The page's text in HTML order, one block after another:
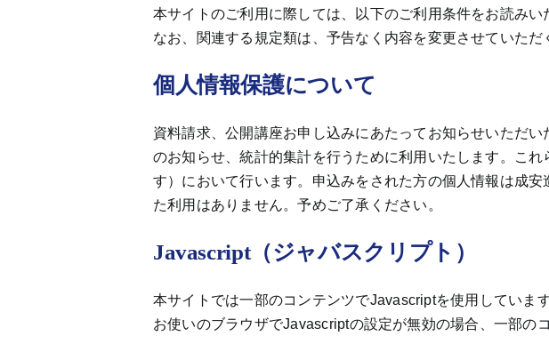
本サイトのご利用に際しては、以下のご利用条件をお読み
なお、関連する規定類は、予告なく内容を変更させていた
個人情報保護について
資料請求、公開講座お申し込みにあたってお知らせいただ
のお知らせ、統計的集計を行うために利用いたします。こ
す）において行います。申込みをされた方の個人情報は成
た利用はありません。予めご了承ください。
Javascript（ジャバスクリプト）
本サイトでは一部のコンテンツでJavascriptを使用しています
お使いのブラウザでJavascriptの設定が無効の場合、一部の